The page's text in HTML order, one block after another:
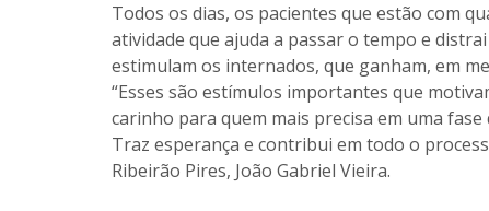
Todos os dias, os pacientes que estão com
atividade que ajuda a passar o tempo e
estimulam os internados, que ganham, em
“Esses são estímulos importantes que
carinho para quem mais precisa em uma
Traz esperança e contribui em todo o
Ribeirão Pires, João Gabriel Vieira.